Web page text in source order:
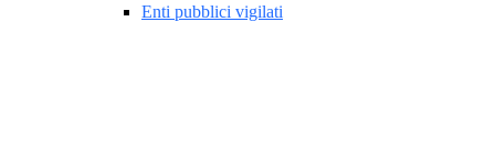
Enti pubblici vigilati